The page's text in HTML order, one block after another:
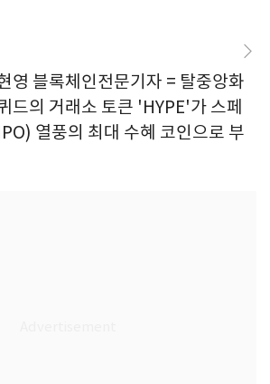
영 블록체인전문기자 = 탈중앙화
드의 거래소 토큰 'HYPE'가 스페
열풍의 최대 수혜 코인으로 부